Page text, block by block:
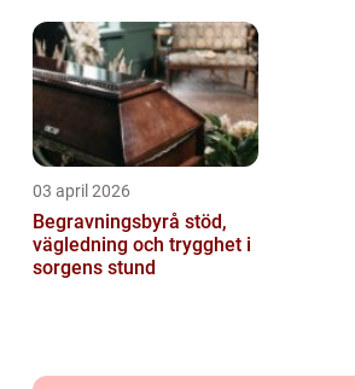
03 april 2026
Begravningsbyrå stöd,
vägledning och trygghet i
sorgens stund